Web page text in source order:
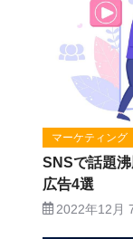
マーケティング
SNSで話題
広告4選
2022年12月